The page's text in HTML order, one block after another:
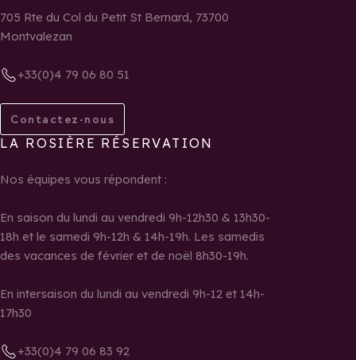
705 Rte du Col du Petit St Bernard, 73700
Montvalezan
+33(0)4 79 06 80 51
Contactez-nous
LA ROSIÈRE RÉSERVATION
Nos équipes vous répondent :
En saison du lundi au vendredi 9h-12h30 & 13h30-
18h et le samedi 9h-12h & 14h-19h. Les samedis
des vacances de février et de noël 8h30-19h.
En intersaison du lundi au vendredi 9h-12 et 14h-
17h30
+33(0)4 79 06 83 92